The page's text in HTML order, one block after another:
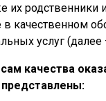
их родственники
в качественном
услуг (далее
качества